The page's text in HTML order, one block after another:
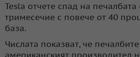
Tesla отчете спад на
тримесечие с повече от 40
база.
Числата показват, че